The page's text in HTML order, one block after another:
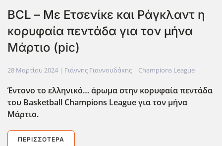
BCL – Με Ετσενίκε και Ράγκλαντ η
κορυφαία πεντάδα για τον μήνα
Μάρτιο (pic)
28 Μαρτίου 2024 | Γιάννης Γιαννουδάκης | Champions League
Έντονο το ελληνικό… άρωμα στην κορυφαία πεντάδα
του Basketball Champions Leagueγια τον μήνα
Μάρτιο.
ΠΕΡΙΣΣΌΤΕΡΑ